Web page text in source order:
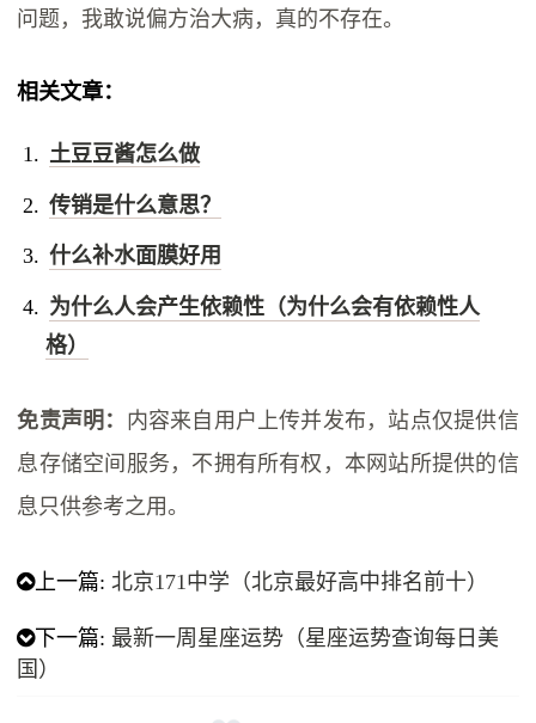
问题，我敢说偏方治大病，真的不存在。
相关文章：
土豆豆酱怎么做
传销是什么意思？
什么补水面膜好用
为什么人会产生依赖性（为什么会有依赖性人
格）
免责声明： 内容来自用户上传并发布，站点仅提供信
息存储空间服务，不拥有所有权，本网站所提供的信
息只供参考之用。
上一篇:北京171中学（北京最好高中排名前十）
下一篇:最新一周星座运势（星座运势查询每日美
国）